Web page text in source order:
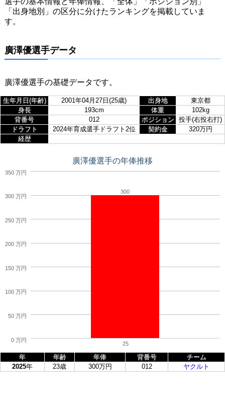
「出身地別」の区分に分けたランキングを掲載していま
す。
廣澤優選手データ
廣澤優選手の基礎データです。
生年月日(年齢) 2001年04月27日(25歳) 出身地
東京都
身長
193cm 体重
102kg
背番号
012 ポジション
投手(右投右打)
ドラフト
2024年育成選手ドラフト2位 契約金
320万円
経歴
廣澤優選手の年俸推移
300
25
0 万円
50 万円
100 万円
150 万円
200 万円
250 万円
300 万円
350 万円
年 年齢 年俸 背番号
チーム
2025年 23歳 300万円 012 ヤクルト